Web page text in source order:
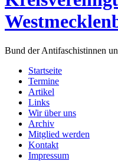
Bund der Antifaschistinnen
Startseite
Termine
Artikel
Links
Wir über uns
Archiv
Mitglied werden
Kontakt
Impressum